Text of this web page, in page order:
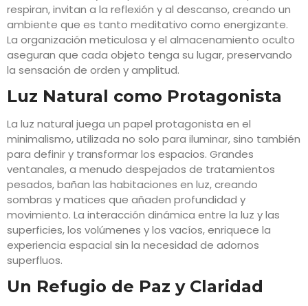
respiran, invitan a la reflexión y al descanso, creando un
ambiente que es tanto meditativo como energizante.
La organización meticulosa y el almacenamiento oculto
aseguran que cada objeto tenga su lugar, preservando
la sensación de orden y amplitud.
Luz Natural como Protagonista
La luz natural juega un papel protagonista en el
minimalismo, utilizada no solo para iluminar, sino también
para definir y transformar los espacios. Grandes
ventanales, a menudo despejados de tratamientos
pesados, bañan las habitaciones en luz, creando
sombras y matices que añaden profundidad y
movimiento. La interacción dinámica entre la luz y las
superficies, los volúmenes y los vacíos, enriquece la
experiencia espacial sin la necesidad de adornos
superfluos.
Un Refugio de Paz y Claridad